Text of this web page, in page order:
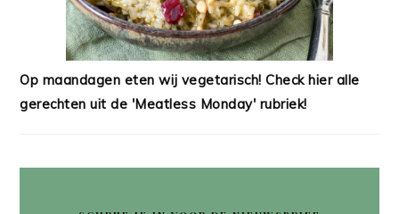
Op maandagen eten wij vegetarisch! Check hier alle
gerechten uit de 'Meatless Monday' rubriek!